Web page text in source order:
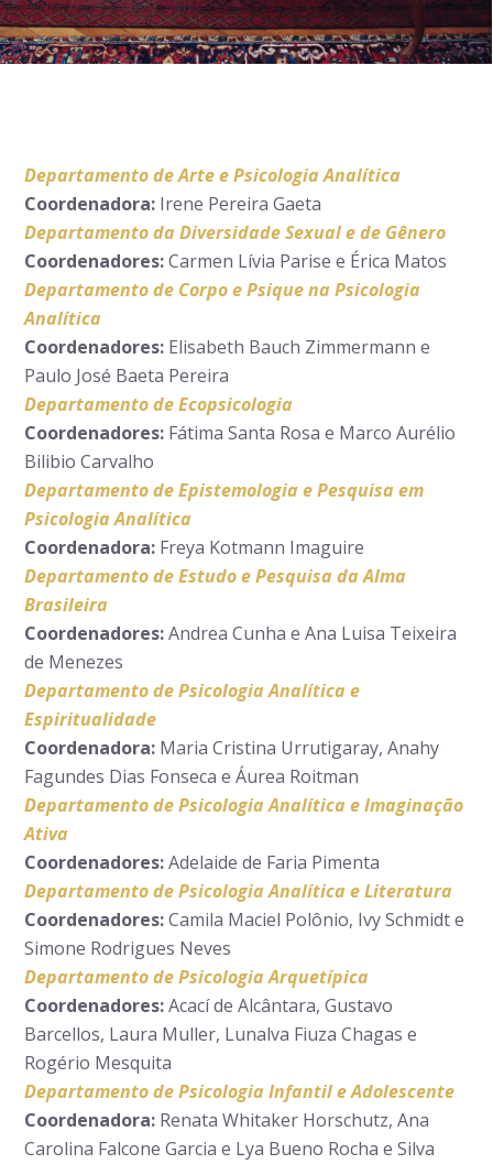
Departamento de Arte e Psicologia Analítica
Coordenadora: Irene Pereira Gaeta
Departamento da Diversidade Sexual e de Gênero
Coordenadores:Carmen Lívia Parise e Érica Matos
Departamento de Corpo e Psique na Psicologia
Analítica
Coordenadores: Elisabeth Bauch Zimmermann e
Paulo José Baeta Pereira
Departamento de Ecopsicologia
Coordenadores: Fátima Santa Rosa e Marco Aurélio
Bilibio Carvalho
Departamento de Epistemologia e Pesquisa em
Psicologia Analítica
Coordenadora: Freya Kotmann Imaguire
Departamento de Estudo e Pesquisa da Alma
Brasileira
Coordenadores:Andrea Cunha e Ana Luisa Teixeira
de Menezes
Departamento de Psicologia Analítica e
Espiritualidade
Coordenadora: Maria Cristina Urrutigaray, Anahy
Fagundes Dias Fonseca e Áurea Roitman
Departamento de Psicologia Analítica e Imaginação
Ativa
Coordenadores:Adelaide de Faria Pimenta
Departamento de Psicologia Analítica e Literatura
Coordenadores:Camila Maciel Polônio, Ivy Schmidt e
Simone Rodrigues Neves
Departamento de Psicologia Arquetípica
Coordenadores:Acací de Alcântara, Gustavo
Barcellos, Laura Muller, Lunalva Fiuza Chagas e
Rogério Mesquita
Departamento de Psicologia Infantil e Adolescente
Coordenadora: Renata Whitaker Horschutz, Ana
Carolina Falcone Garcia e Lya Bueno Rocha e Silva